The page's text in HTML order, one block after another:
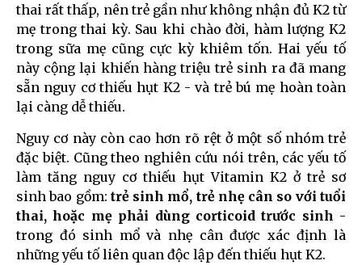
thai rất thấp, nên trẻ gần như không nhận đủ K2 từ
mẹ trong thai kỳ. Sau khi chào đời, hàm lượng K2
trong sữa mẹ cũng cực kỳ khiêm tốn. Hai yếu tố
này cộng lại khiến hàng triệu trẻ sinh ra đã mang
sẵn nguy cơ thiếu hụt K2 - và trẻ bú mẹ hoàn toàn
lại càng dễ thiếu.
Nguy cơ này còn cao hơn rõ rệt ở một số nhóm trẻ
đặc biệt. Cũng theo nghiên cứu nói trên, các yếu tố
làm tăng nguy cơ thiếu hụt Vitamin K2 ở trẻ sơ
sinh bao gồm: trẻ sinh mổ, trẻ nhẹ cân so với tuổi
thai, hoặc mẹ phải dùng corticoid trước sinh -
trong đó sinh mổ và nhẹ cân được xác định là
những yếu tố liên quan độc lập đến thiếu hụt K2.